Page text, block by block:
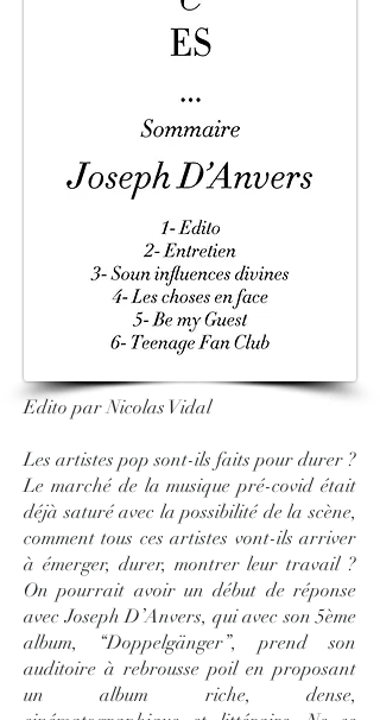
Edito par Nicolas Vidal
Les artistes pop sont-ils faits pour durer ?
Le marché de la musique pré-covid était
déjà saturé avec la possibilité de la scène,
comment tous ces artistes vont-ils arriver
à émerger, durer, montrer leur travail ?
On pourrait avoir un début de réponse
avec Joseph D’Anvers, qui avec son 5ème
album, “Doppelgänger”, prend son
auditoire à rebrousse poil en proposant
un album riche, dense,